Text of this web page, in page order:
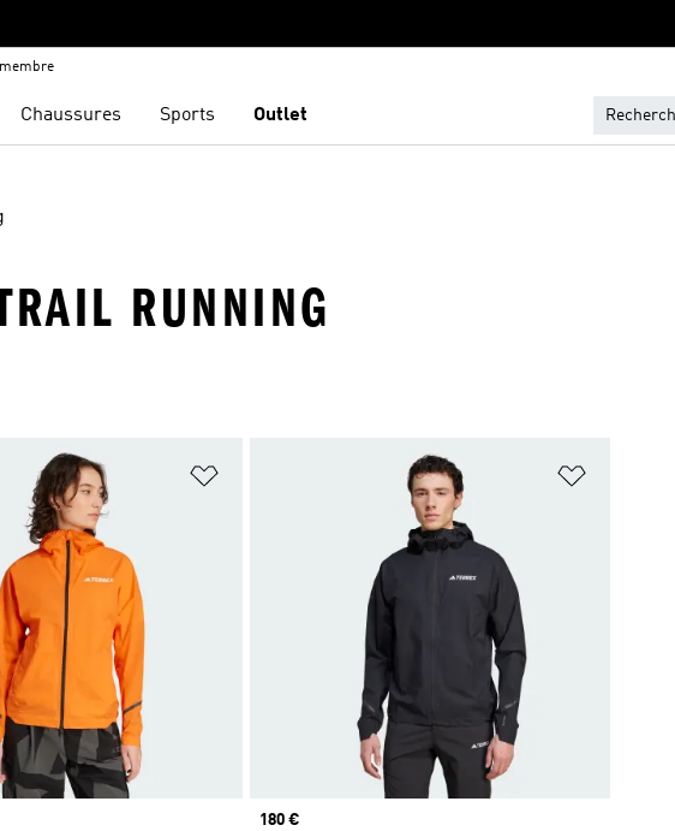
Chaussures Sports Outlet
RUNNING
produits favoris Ajouter à la Liste de produits favoris
Prix
180 €